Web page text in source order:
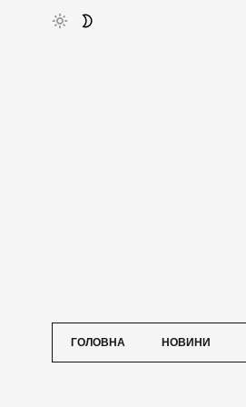
ГОЛОВНА НОВИНИ